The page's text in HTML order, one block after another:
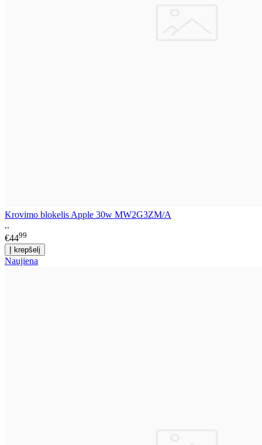
Krovimo blokelis Apple 30w MW2G3ZM/A
..
€4499
Naujiena